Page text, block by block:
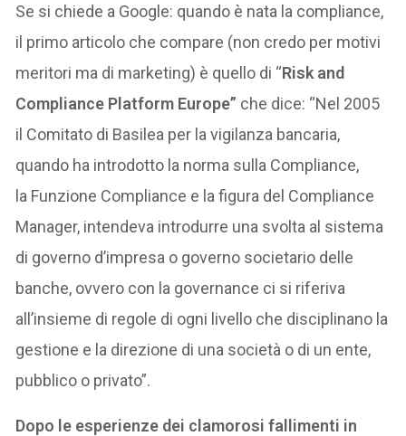
Se si chiede a Google: quando è nata la compliance,
il primo articolo che compare (non credo per motivi
meritori ma di marketing) è quello di “Risk and
Compliance Platform Europe” che dice: “Nel 2005
il Comitato di Basilea per la vigilanza bancaria,
quando ha introdotto la norma sulla Compliance,
la Funzione Compliance e la figura del Compliance
Manager, intendeva introdurre una svolta al sistema
di governo d’impresa o governo societario delle
banche, ovvero con la governance ci si riferiva
all’insieme di regole di ogni livello che disciplinano la
gestione e la direzione di una società o di un ente,
pubblico o privato”.
Dopo le esperienze dei clamorosi fallimenti in